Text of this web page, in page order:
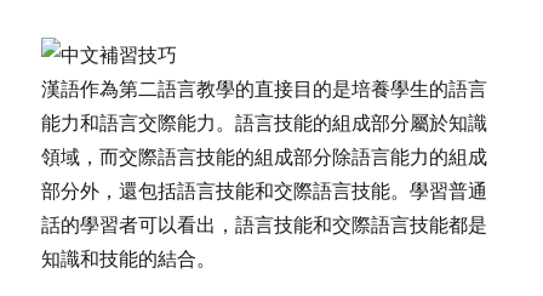
漢語作為第二語言教學的直接目的是培養學生的語言
能力和語言交際能力。語言技能的組成部分屬於知識
領域，而交際語言技能的組成部分除語言能力的組成
部分外，還包括語言技能和交際語言技能。學習普通
話的學習者可以看出，語言技能和交際語言技能都是
知識和技能的結合。